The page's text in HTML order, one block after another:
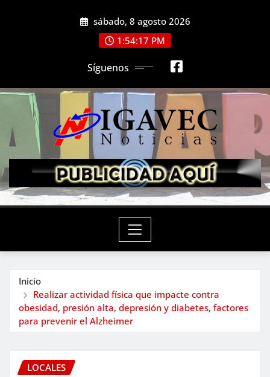
sábado, 8 agosto 2026
1:54:19 PM
Síguenos
Inicio
Realizar actividad física que impacte contra
obesidad, presión alta, depresión y diabetes, factores
para prevenir el Alzheimer
LOCALES